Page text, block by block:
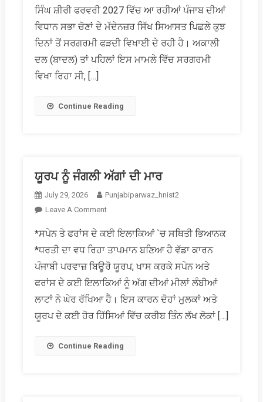
ਰਿਹਾਈ
ਦੇ
ਨੂੰ
ਲੈ
ਸਿਆਸਤ
ਸਿੰਘ ਸ਼ੀਰੀ ਫਰਵਰੀ 2027 ਵਿੱਚ ਆ ਰਹੀਆਂ ਪੰਜਾਬ ਦੀਆਂ
ਵਿਧਾਨ ਸਭਾ ਚੋਣਾਂ ਦੇ ਮੱਦੇਨਜ਼ਰ ਸਿੱਖ ਸਿਆਸਤ ਪਿਛਲੇ ਕੁਝ
ਦਿਨਾਂ ਤੋਂ ਸਰਗਰਮੀ ਫੜਦੀ ਵਿਖਾਈ ਦੇ ਰਹੀ ਹੈ। ਅਕਾਲੀ
ਦਲ (ਬਾਦਲ) ਤਾਂ ਪਹਿਲਾਂ ਇਸ ਮਾਮਲੇ ਵਿੱਚ ਸਰਗਰਮੀ
ਵਿਖਾ ਰਿਹਾ ਸੀ, […]
Continue Reading
ਯੂਰਪ ਨੂੰ ਜੰਗਲੀ ਅੱਗਾਂ ਦੀ ਮਾਰ
July 29, 2026
Punjabiparwaz_hnist2
Leave A CommentOn
ਨੂੰ
ਜੰਗਲੀ
ਅੱਗਾਂ
ਦੀ
*ਸਪੇਨ ਤੇ ਫਰਾਂਸ ਦੇ ਕਈ ਇਲਾਕਿਆਂ `ਚ ਸਥਿਤੀ ਭਿਆਨਕ
*ਧਰਤੀ ਦਾ ਵਧ ਰਿਹਾ ਤਾਪਮਾਨ ਬਣਿਆ ਹੈ ਵੱਡਾ ਕਾਰਨ
ਪੰਜਾਬੀ ਪਰਵਾਜ਼ ਬਿਊਰੋ ਯੂਰਪ, ਖਾਸ ਕਰਕੇ ਸਪੇਨ ਅਤੇ
ਫਰਾਂਸ ਦੇ ਕਈ ਇਲਾਕਿਆਂ ਨੂੰ ਅੱਗ ਦੀਆਂ ਮੀਲਾਂ ਲੰਬੀਆਂ
ਲਾਟਾਂ ਨੇ ਘੇਰ ਰੱਖਿਆ ਹੈ। ਇਸ ਕਾਰਨ ਦੋਹਾਂ ਮੁਲਕਾਂ ਅਤੇ
ਯੂਰਪ ਦੇ ਕਈ ਹੋਰ ਹਿੱਸਿਆਂ ਵਿੱਚ ਕਰੀਬ ਤਿੰਨ ਲੱਖ ਲੋਕਾਂ […]
Continue Reading